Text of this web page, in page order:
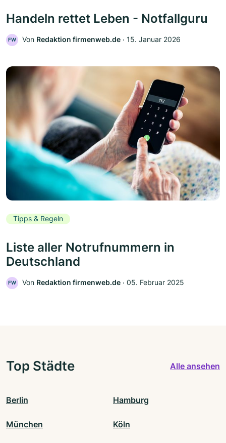
Handeln rettet Leben - Notfallguru
FW Von Redaktion firmenweb.de ‧ 15. Januar 2026
Tipps & Regeln
Liste aller Notrufnummern in
Deutschland
FW Von Redaktion firmenweb.de ‧ 05. Februar 2025
Top Städte Alle ansehen
Berlin Hamburg
München Köln